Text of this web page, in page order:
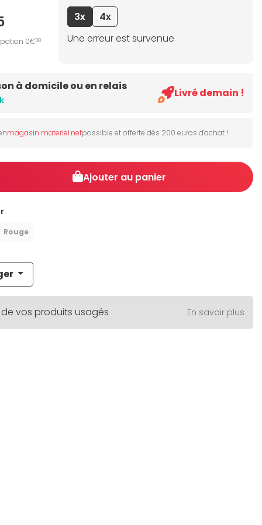
0€08
3x
4x
Une erreur est survenue
à domicile ou en relais
Livré demain !
magasin materiel.netpossible et offerte dès 200 euros d'achat !
Ajouter au panier
Rouge
de vos produits usagés En savoir plus